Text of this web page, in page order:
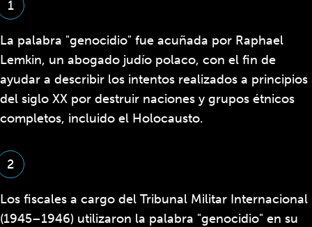
1
La palabra "genocidio" fue acuñada por Raphael
Lemkin, un abogado judío polaco, con el fin de
ayudar a describir los intentos realizados a principios
del siglo XX por destruir naciones y grupos étnicos
completos, incluido el Holocausto.
2
Los fiscales a cargo del Tribunal Militar Internacional
(1945–1946) utilizaron la palabra "genocidio" en su